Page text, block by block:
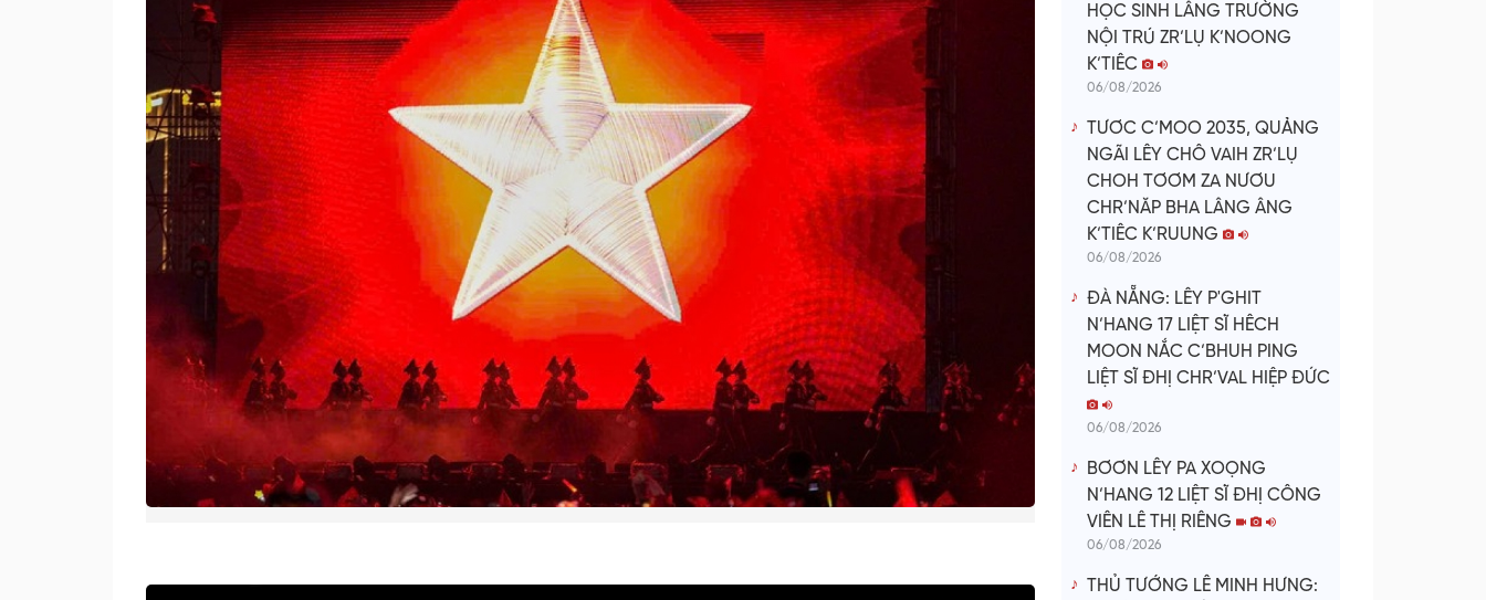
HỌC SINH LÂNG TRƯỜNG
NỘI TRÚ ZR’LỤ K’NOONG
K’TIÊC
06/08/2026
TƯƠC C’MOO 2035, QUẢNG
NGÃI LÊY CHÔ VAIH ZR’LỤ
CHOH TƠƠM ZA NƯƠU
CHR’NĂP BHA LÂNG ÂNG
K’TIÊC K’RUUNG
06/08/2026
ĐÀ NẴNG: LÊY P'GHIT
N’HANG 17 LIỆT SĨ HÊCH
MOON NẮC C’BHUH PING
LIỆT SĨ ĐHỊ CHR’VAL HIỆP ĐỨC
06/08/2026
BƠƠN LÊY PA XOỌNG
N’HANG 12 LIỆT SĨ ĐHỊ CÔNG
VIÊN LÊ THỊ RIÊNG
06/08/2026
THỦ TƯỚNG LÊ MINH HƯNG: